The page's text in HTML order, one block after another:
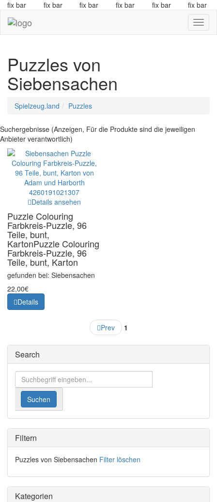
fix bar fix bar fix bar fix bar fix bar
fix bar
Puzzles von
Siebensachen
Spielzeug.land Puzzles
Suchergebnisse (Anzeigen, Für die Produkte sind die jeweiligen
Anbieter verantwortlich)
Details ansehen
Puzzle Colouring
Farbkreis-Puzzle, 96
Teile, bunt,
KartonPuzzle Colouring
Farbkreis-Puzzle, 96
Teile, bunt, Karton
gefunden bei: Siebensachen
22,00€
Details
Prev 1
Search
Filtern
Puzzles von Siebensachen Filter löschen
Kategorien